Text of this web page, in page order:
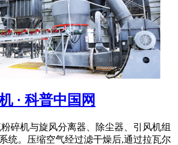
· 科普中国网
碎机与旋风分离器、除尘器、引风机组
统。压缩空气经过滤干燥后,通过拉瓦尔